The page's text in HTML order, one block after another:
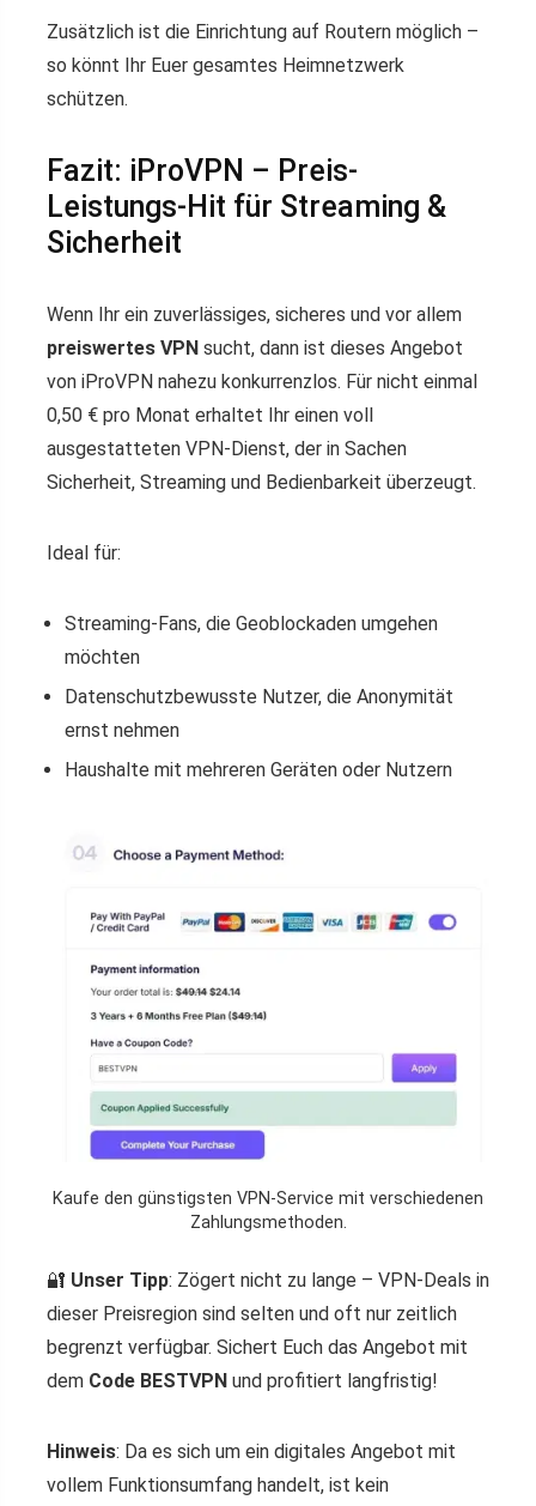
Zusätzlich ist die Einrichtung auf Routern möglich –
so könnt Ihr Euer gesamtes Heimnetzwerk
schützen.
Fazit: iProVPN – Preis-
Leistungs-Hit für Streaming &
Sicherheit
Wenn Ihr ein zuverlässiges, sicheres und vor allem
preiswertes VPN sucht, dann ist dieses Angebot
von iProVPN nahezu konkurrenzlos. Für nicht einmal
0,50 € pro Monat erhaltet Ihr einen voll
ausgestatteten VPN-Dienst, der in Sachen
Sicherheit, Streaming und Bedienbarkeit überzeugt.
Ideal für:
Streaming-Fans, die Geoblockaden umgehen
möchten
Datenschutzbewusste Nutzer, die Anonymität
ernst nehmen
Haushalte mit mehreren Geräten oder Nutzern
Kaufe den günstigsten VPN-Service mit verschiedenen
Zahlungsmethoden.
🔐 Unser Tipp: Zögert nicht zu lange – VPN-Deals in
dieser Preisregion sind selten und oft nur zeitlich
begrenzt verfügbar. Sichert Euch das Angebot mit
dem Code BESTVPN und profitiert langfristig!
Hinweis: Da es sich um ein digitales Angebot mit
vollem Funktionsumfang handelt, ist kein